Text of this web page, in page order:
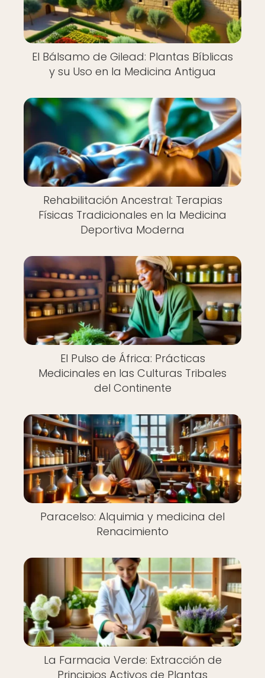
El Bálsamo de Gilead: Plantas Bíblicas
y su Uso en la Medicina Antigua
Rehabilitación Ancestral: Terapias
Físicas Tradicionales en la Medicina
Deportiva Moderna
El Pulso de África: Prácticas
Medicinales en las Culturas Tribales
del Continente
Paracelso: Alquimia y medicina del
Renacimiento
La Farmacia Verde: Extracción de
Principios Activos de Plantas